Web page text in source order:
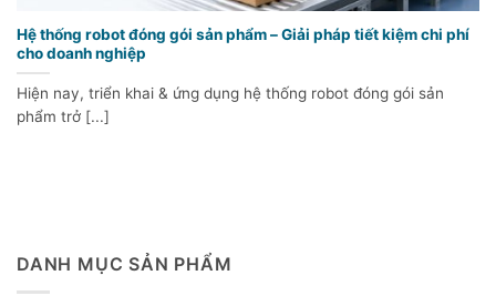
Hệ thống robot đóng gói sản phẩm – Giải pháp tiết kiệm chi phí
cho doanh nghiệp
Hiện nay, triển khai & ứng dụng hệ thống robot đóng gói sản
phẩm trở [...]
DANH MỤC SẢN PHẨM